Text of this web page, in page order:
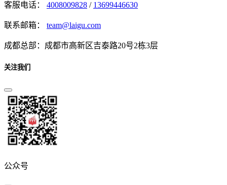
客服电话： 4008009828 / 13699446630
联系邮箱： team@laigu.com
成都总部：成都市高新区吉泰路20号2栋3层
关注我们
公众号